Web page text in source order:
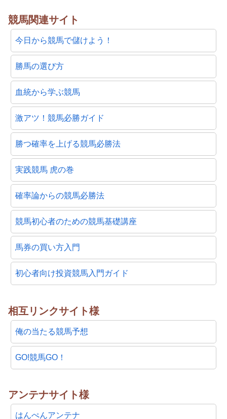
競馬関連サイト
今日から競馬で儲けよう！
勝馬の選び方
血統から学ぶ競馬
激アツ！競馬必勝ガイド
勝つ確率を上げる競馬必勝法
実践競馬 虎の巻
確率論からの競馬必勝法
競馬初心者のための競馬基礎講座
馬券の買い方入門
初心者向け投資競馬入門ガイド
相互リンクサイト様
俺の当たる競馬予想
GO!競馬GO！
アンテナサイト様
はんぺんアンテナ